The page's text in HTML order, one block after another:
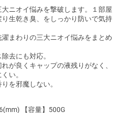
ニオイ悩みを撃破します。１部屋
生乾き臭、をしっかり防いで気持
濯まわりの三大ニオイ悩みをまとめ
去にも対応。
が良くキャップの液残りがなく、
い。
を邪魔しない。
【容量】500G